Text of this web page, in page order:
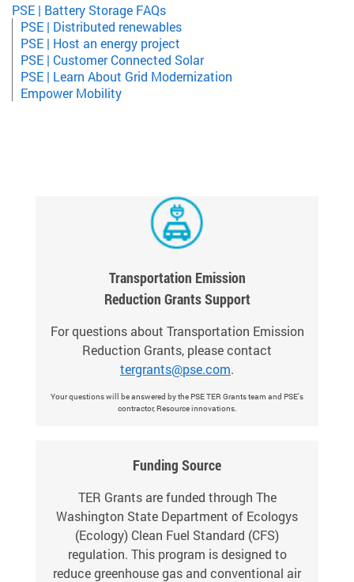
PSE | Battery Storage FAQs
PSE | Distributed renewables
PSE | Host an energy project
PSE | Customer Connected Solar
PSE | Learn About Grid Modernization
Empower Mobility
Transportation Emission
Reduction Grants Support
For questions about Transportation Emission
Reduction Grants, please contact
tergrants@pse.com.
Your questions will be answered by the PSE TER Grants team and PSE's
contractor, Resource innovations.
Funding Source
TER Grants are funded through The
Washington State Department of Ecologys
(Ecology) Clean Fuel Standard (CFS)
regulation. This program is designed to
reduce greenhouse gas and conventional air